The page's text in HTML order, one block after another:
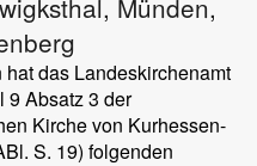
das Landeskirchenamt
9 Absatz 3 der
Kirche von Kurhessen-
S. 19) folgenden